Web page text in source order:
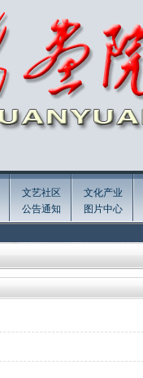
文艺社区
公告通知
文化产业
图片中心